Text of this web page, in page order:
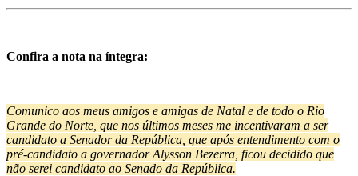
Confira a nota na íntegra:
Comunico aos meus amigos e amigas de Natal e de todo o Rio
Grande do Norte, que nos últimos meses me incentivaram a ser
candidato a Senador da República, que após entendimento com o
pré-candidato a governador Alysson Bezerra, ficou decidido que
não serei candidato ao Senado da República.